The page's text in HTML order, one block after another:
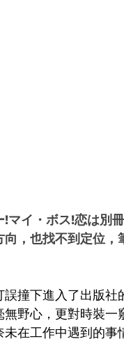
イ・ボス!恋は別
，也找不到定位，
撞下進入了出版社
野心，更對時裝一
在工作中遇到的事